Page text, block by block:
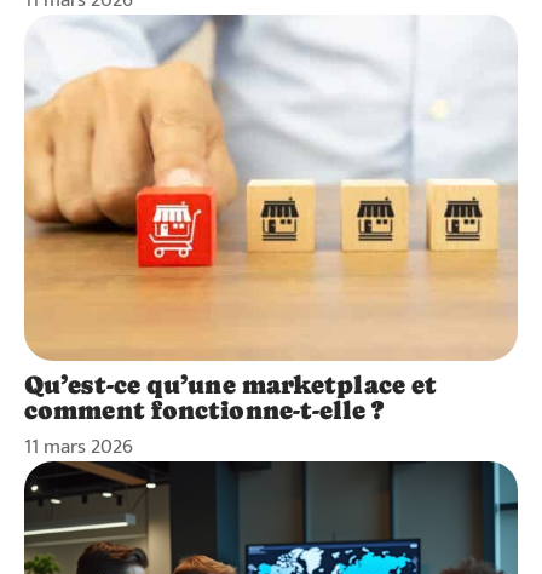
Qu’est-ce qu’une marketplace et
comment fonctionne-t-elle ?
11 mars 2026